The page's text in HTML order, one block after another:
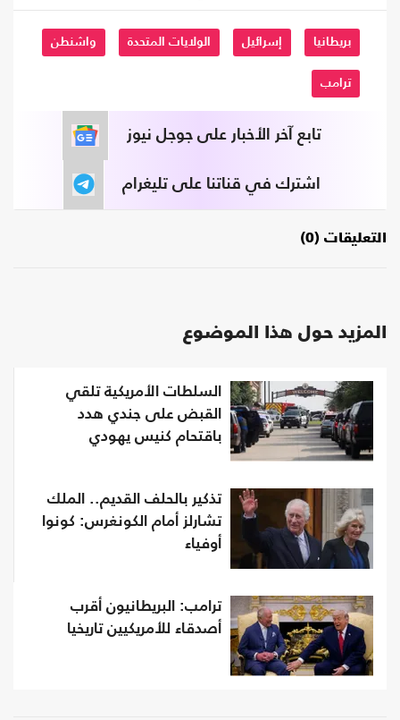
بريطانيا إسرائيل الولايات المتحدة واشنطن
ترامب
تابع آخر الأخبار على جوجل نيوز
اشترك في قناتنا على تليغرام
التعليقات (0)
المزيد حول هذا الموضوع
السلطات الأمريكية تلقي
القبض على جندي هدد
باقتحام كنيس يهودي
تذكير بالحلف القديم.. الملك
تشارلز أمام الكونغرس: كونوا
أوفياء
ترامب: البريطانيون أقرب
أصدقاء للأمريكيين تاريخيا